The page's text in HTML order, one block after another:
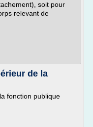
soit pour
relevant de
de la
fonction publique